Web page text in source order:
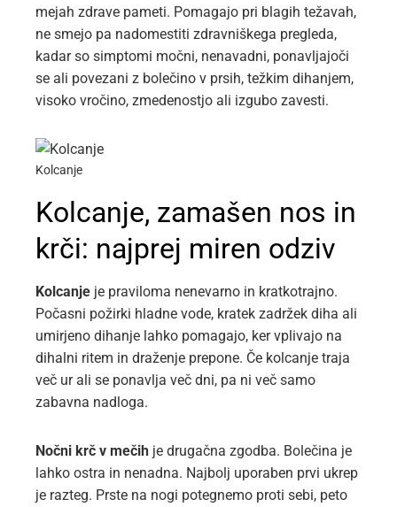
mejah zdrave pameti. Pomagajo pri blagih težavah,
ne smejo pa nadomestiti zdravniškega pregleda,
kadar so simptomi močni, nenavadni, ponavljajoči
se ali povezani z bolečino v prsih, težkim dihanjem,
visoko vročino, zmedenostjo ali izgubo zavesti.
Kolcanje
Kolcanje, zamašen nos in
krči: najprej miren odziv
Kolcanje je praviloma nenevarno in kratkotrajno.
Počasni požirki hladne vode, kratek zadržek diha ali
umirjeno dihanje lahko pomagajo, ker vplivajo na
dihalni ritem in draženje prepone. Če kolcanje traja
več ur ali se ponavlja več dni, pa ni več samo
zabavna nadloga.
Nočni krč v mečih je drugačna zgodba. Bolečina je
lahko ostra in nenadna. Najbolj uporaben prvi ukrep
je razteg. Prste na nogi potegnemo proti sebi, peto